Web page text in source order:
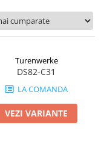
Turenwerke
DS82-C31
LA COMANDA
VEZI VARIANTE